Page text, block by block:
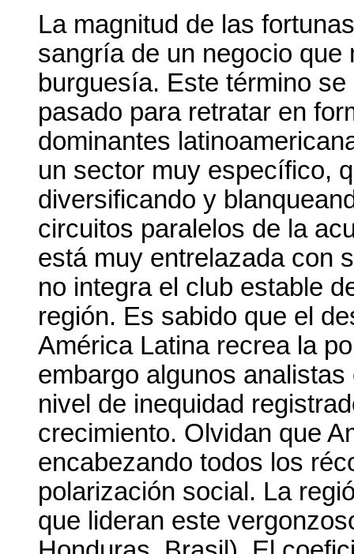
La magnitud de las
sangría de un negocio
burguesía. Este término
pasado para retratar en
dominantes
un sector muy específico,
diversificando y
circuitos paralelos de la
está muy entrelazada con
no integra el club estable
región. Es sabido que el
América Latina recrea la
embargo algunos
nivel de inequidad
crecimiento. Olvidan que
encabezando todos los
polarización social. La
que lideran este